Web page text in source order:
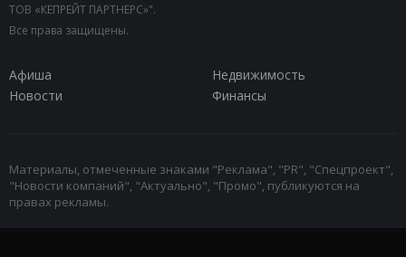
ТОВ «КЕПРЕЙТ ПАРТНЕРС»".
Все права защищены.
Афиша
Недвижимость
Новости
Финансы
Материалы, отмеченные знаками "Реклама", "PR", "Спецпроект",
"Новости компаний", "Актуально", "Промо", публикуются на
правах рекламы.